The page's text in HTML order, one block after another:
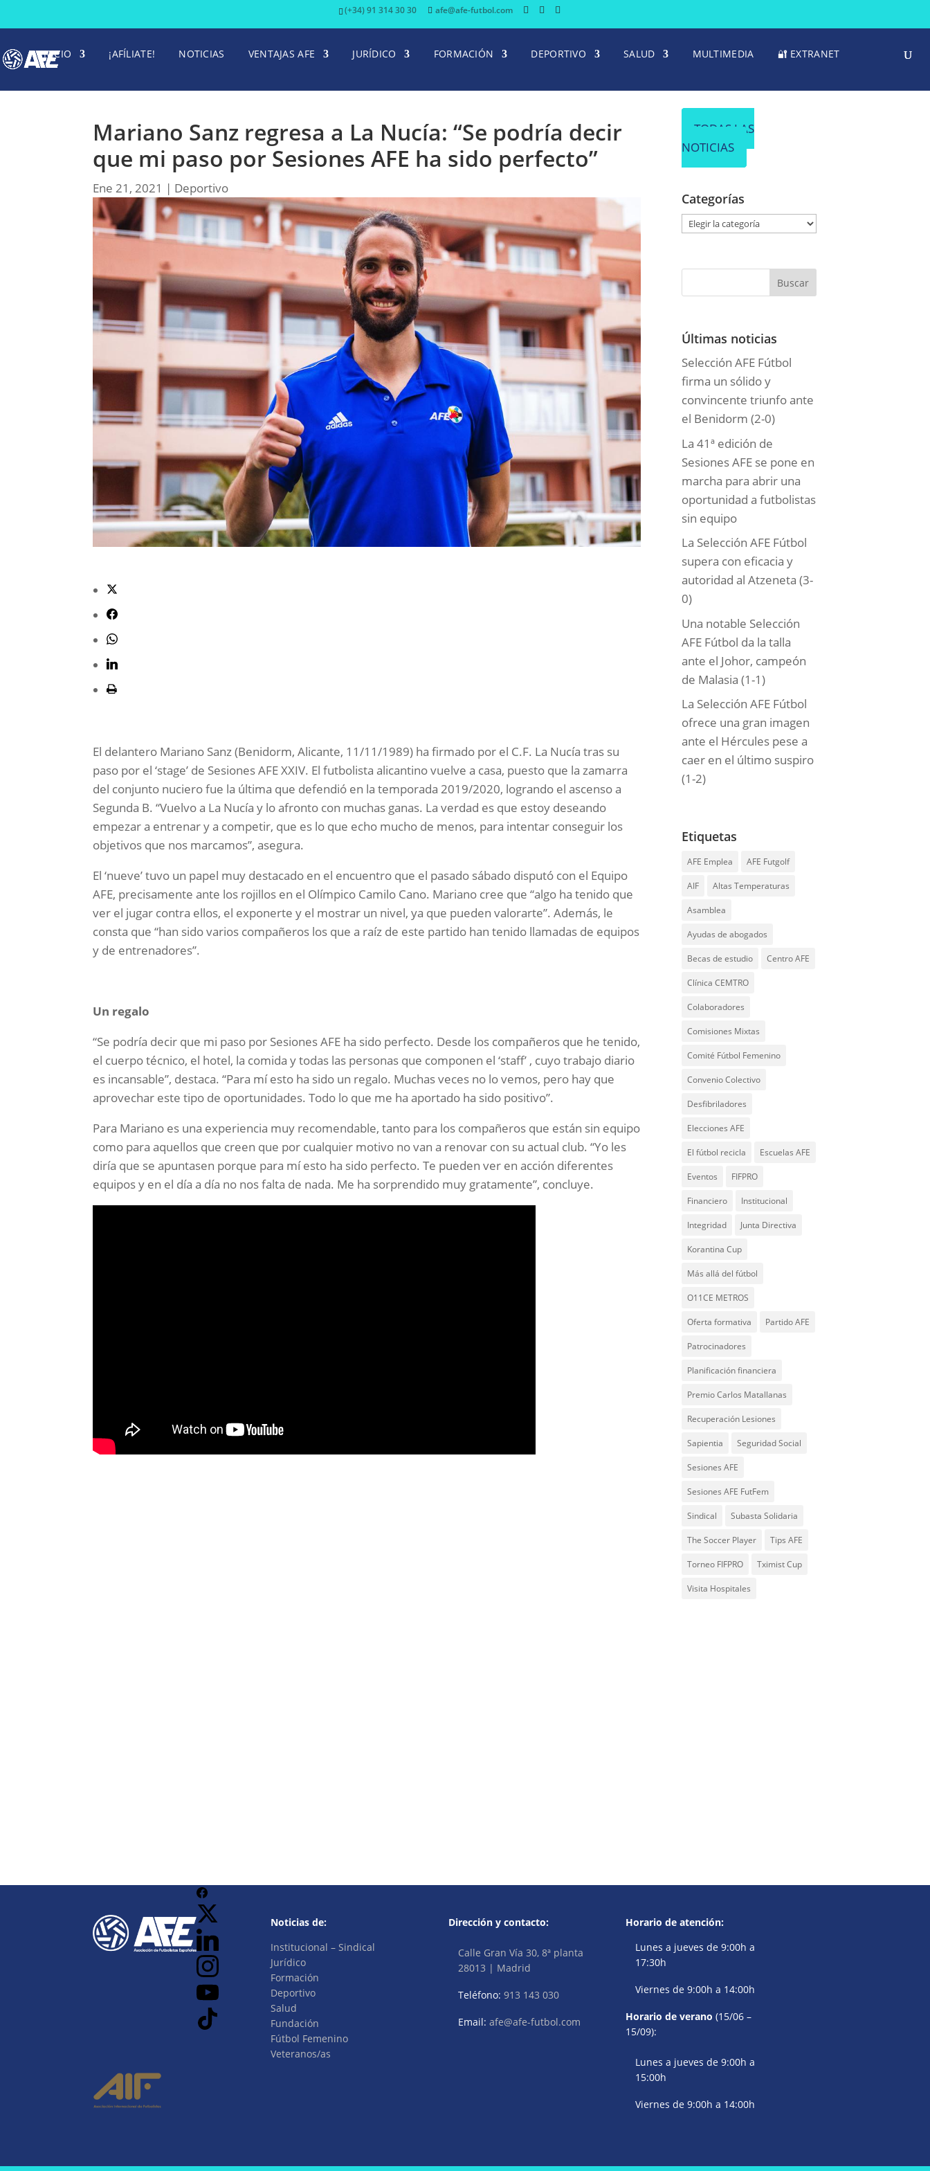
(+34) 91 314 30 30 afe@afe-futbol.com
INICIO ¡AFÍLIATE! NOTICIAS VENTAJAS AFE JURÍDICO FORMACIÓN DEPORTIVO SALUD MULTIMEDIA 🔐 EXTRANET
Mariano Sanz regresa a La Nucía: “Se podría decir
que mi paso por Sesiones AFE ha sido perfecto”
Ene 21, 2021 | Deportivo
El delantero Mariano Sanz (Benidorm, Alicante, 11/11/1989) ha firmado por el C.F. La Nucía tras su
paso por el ‘stage’ de Sesiones AFE XXIV. El futbolista alicantino vuelve a casa, puesto que la zamarra
del conjunto nuciero fue la última que defendió en la temporada 2019/2020, logrando el ascenso a
Segunda B. “Vuelvo a La Nucía y lo afronto con muchas ganas. La verdad es que estoy deseando
empezar a entrenar y a competir, que es lo que echo mucho de menos, para intentar conseguir los
objetivos que nos marcamos”, asegura.
El ‘nueve’ tuvo un papel muy destacado en el encuentro que el pasado sábado disputó con el Equipo
AFE, precisamente ante los rojillos en el Olímpico Camilo Cano. Mariano cree que “algo ha tenido que
ver el jugar contra ellos, el exponerte y el mostrar un nivel, ya que pueden valorarte”. Además, le
consta que “han sido varios compañeros los que a raíz de este partido han tenido llamadas de equipos
y de entrenadores”.
Un regalo
“Se podría decir que mi paso por Sesiones AFE ha sido perfecto. Desde los compañeros que he tenido,
el cuerpo técnico, el hotel, la comida y todas las personas que componen el ‘staff’ , cuyo trabajo diario
es incansable”, destaca. “Para mí esto ha sido un regalo. Muchas veces no lo vemos, pero hay que
aprovechar este tipo de oportunidades. Todo lo que me ha aportado ha sido positivo”.
Para Mariano es una experiencia muy recomendable, tanto para los compañeros que están sin equipo
como para aquellos que creen que por cualquier motivo no van a renovar con su actual club. “Yo les
diría que se apuntasen porque para mí esto ha sido perfecto. Te pueden ver en acción diferentes
equipos y en el día a día no nos falta de nada. Me ha sorprendido muy gratamente”, concluye.
TODAS LAS
NOTICIAS
Categorías
g
r
a
s
Últimas noticias
Selección AFE Fútbol
firma un sólido y
convincente triunfo ante
el Benidorm (2-0)
La 41ª edición de
Sesiones AFE se pone en
marcha para abrir una
oportunidad a futbolistas
sin equipo
La Selección AFE Fútbol
supera con eficacia y
autoridad al Atzeneta (3-
0)
Una notable Selección
AFE Fútbol da la talla
ante el Johor, campeón
de Malasia (1-1)
La Selección AFE Fútbol
ofrece una gran imagen
ante el Hércules pese a
caer en el último suspiro
(1-2)
Etiquetas
AFE Emplea AFE Futgolf
AIF Altas Temperaturas
Asamblea
Ayudas de abogados
Becas de estudio Centro AFE
Clínica CEMTRO
Colaboradores
Comisiones Mixtas
Comité Fútbol Femenino
Convenio Colectivo
Desfibriladores
Elecciones AFE
El fútbol recicla Escuelas AFE
Eventos FIFPRO
Financiero Institucional
Integridad Junta Directiva
Korantina Cup
Más allá del fútbol
O11CE METROS
Oferta formativa Partido AFE
Patrocinadores
Planificación financiera
Premio Carlos Matallanas
Recuperación Lesiones
Sapientia Seguridad Social
Sesiones AFE
Sesiones AFE FutFem
Sindical Subasta Solidaria
The Soccer Player Tips AFE
Torneo FIFPRO Tximist Cup
Visita Hospitales
Noticias de:
Institucional – Sindical
Jurídico
Formación
Deportivo
Salud
Fundación
Fútbol Femenino
Veteranos/as
Dirección y contacto:
Calle Gran Vía 30, 8ª planta
28013 | Madrid
Teléfono: 913 143 030
Email: afe@afe-futbol.com
Horario de atención:
Lunes a jueves de 9:00h a
17:30h
Viernes de 9:00h a 14:00h
Horario de verano (15/06 –
15/09):
Lunes a jueves de 9:00h a
15:00h
Viernes de 9:00h a 14:00h